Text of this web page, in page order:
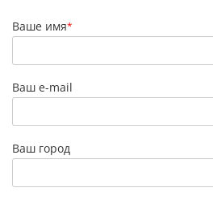
Ваше имя*
Ваш e-mail
Ваш город